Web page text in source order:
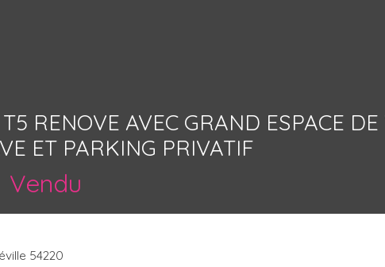
RENOVE AVEC GRAND ESPACE
ET PARKING PRIVATIF
Vendu
54220